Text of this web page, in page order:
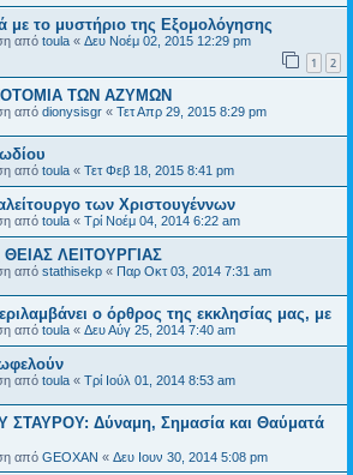
με το μυστήριο της Εξομολόγησης
από toula « Δευ Νοέμ 02, 2015 12:29 pm
1 2
ΤΩΝ ΑΖΥΜΩΝ
από dionysisgr « Τετ Απρ 29, 2015 8:29 pm
από toula « Τετ Φεβ 18, 2015 8:41 pm
των Χριστουγέννων
από toula « Τρί Νοέμ 04, 2014 6:22 am
ΛΕΙΤΟΥΡΓΙΑΣ
από stathisekp « Παρ Οκτ 03, 2014 7:31 am
ο όρθρος της εκκλησίας μας, με
από toula « Δευ Αύγ 25, 2014 7:40 am
από toula « Τρί Ιούλ 01, 2014 8:53 am
ΣΤΑΥΡΟΥ: Δύναμη, Σημασία και Θαύματά
από GEOXAN « Δευ Ιουν 30, 2014 5:08 pm